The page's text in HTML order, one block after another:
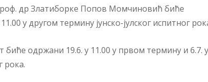
др Златиборке Попов Момчиновић биће
у другом термину јунско-јулског испитног
одржани 19.6. у 11.00 у првом термину и 6.7. у
рока.